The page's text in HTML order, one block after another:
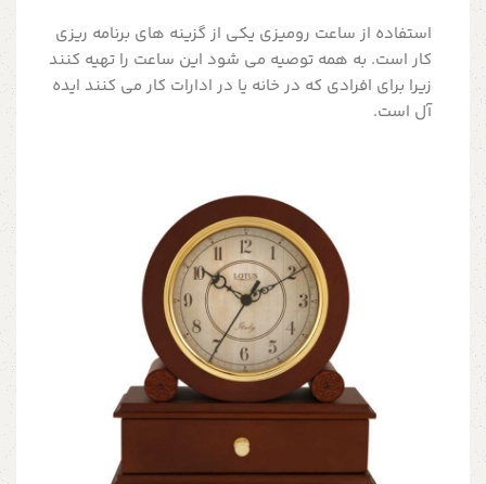
استفاده از ساعت رومیزی یکی از گزینه های برنامه ریزی
کار است. به همه توصیه می شود این ساعت را تهیه کنند
زیرا برای افرادی که در خانه یا در ادارات کار می کنند ایده
آل است.